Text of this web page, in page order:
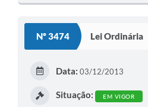
Nº 3474 Lei Ordinária
Data: 03/12/2013
Situação: EM VIGOR